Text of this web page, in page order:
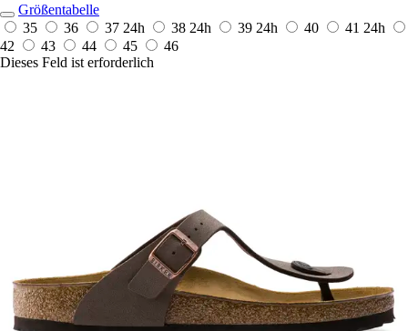
Größentabelle
35
36 37 24h 38 24h 39 24h 40 41 24h
42
43 44 45
46
Dieses Feld ist erforderlich